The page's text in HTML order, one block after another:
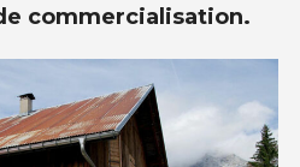
commercialisation.